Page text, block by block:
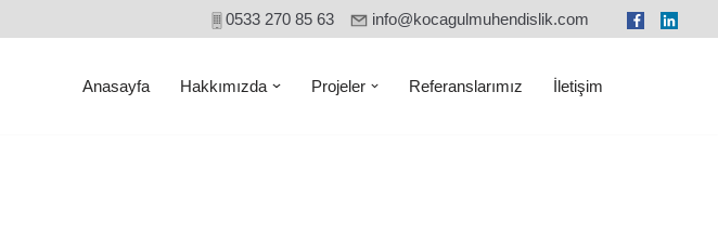
0533 270 85 63 info@kocagulmuhendislik.com
Anasayfa Hakkımızda Projeler Referanslarımız İletişim